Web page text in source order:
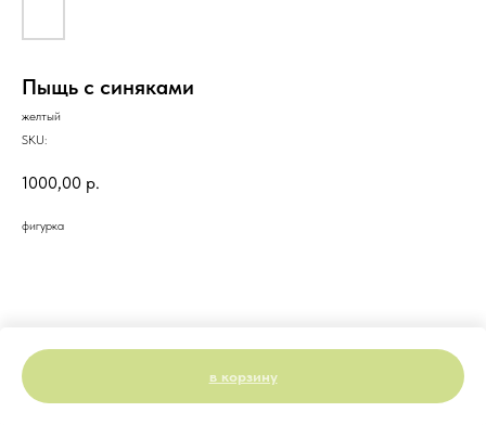
Пыщь с синяками
желтый
SKU:
1000,00 р.
в корзину
фигурка